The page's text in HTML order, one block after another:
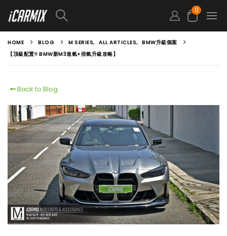
0
HOME BLOG M SERIES, ALL ARTICLES, BMW升級個案
【頂級配置!! BMW新M3進氣+排氣升級攻略】
Back to Blog